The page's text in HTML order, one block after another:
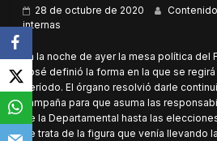
28 de octubre de 2020
internas
En la noche de ayer la mesa política del
José definió la forma en la que se
período. El órgano resolvió darle
campaña para que asuma las
de la Departamental hasta las
Se trata de la figura que venía llevando